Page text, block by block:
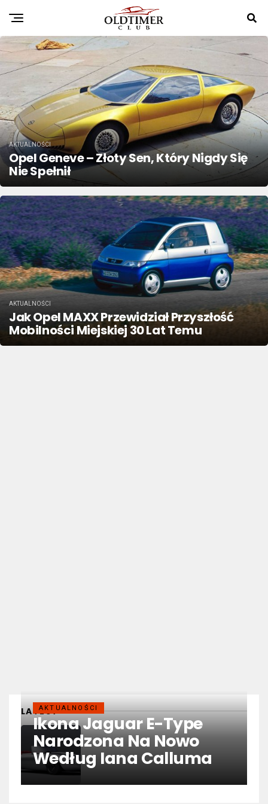
AKTUALNOŚCI
Opel Geneve – Złoty Sen, Który Nigdy Się
Nie Spełnił
AKTUALNOŚCI
Jak Opel MAXX Przewidział Przyszłość
Mobilności Miejskiej 30 Lat Temu
LATESTAKTUALNOŚCI
Ikona Jaguar E-Type
Narodzona Na Nowo
Według Iana Calluma